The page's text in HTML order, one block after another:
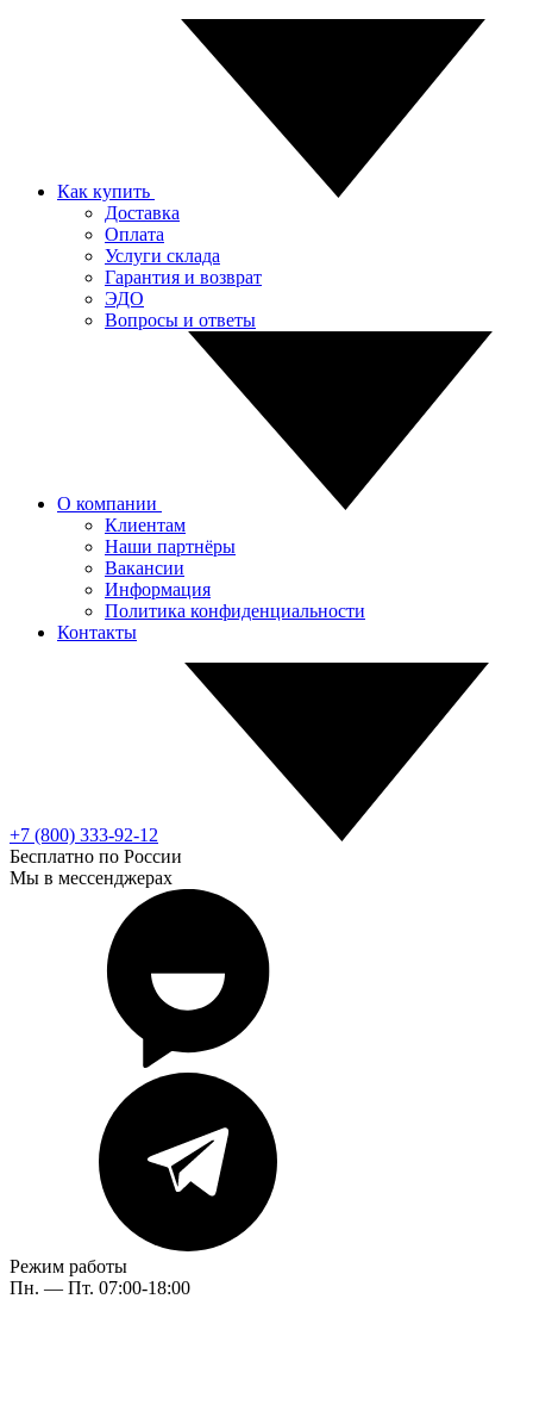
Как купить
Доставка
Оплата
Услуги склада
Гарантия и возврат
ЭДО
Вопросы и ответы
О компании
Клиентам
Наши партнёры
Вакансии
Информация
Политика конфиденциальности
Контакты
+7 (800) 333-92-12
Бесплатно по России
Мы в мессенджерах
Режим работы
Пн. — Пт. 07:00-18:00